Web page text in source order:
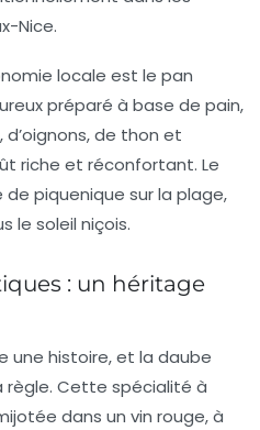
Nice.
locale est le pan
préparé à base de pain,
d’oignons, de thon et
riche et réconfortant. Le
piquenique sur la plage,
le soleil niçois.
: un héritage
une histoire, et la daube
règle. Cette spécialité à
dans un vin rouge, à